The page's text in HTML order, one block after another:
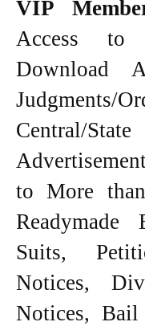
VIP
Access
Download
Central/
to More
Suits,
Notices,
Notices,